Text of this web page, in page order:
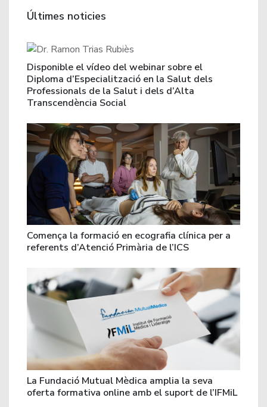
Últimes noticies
Disponible el vídeo del webinar sobre el
Diploma d’Especialització en la Salut dels
Professionals de la Salut i dels d’Alta
Transcendència Social
Comença la formació en ecografia clínica per a
referents d’Atenció Primària de l’ICS
La Fundació Mutual Mèdica amplia la seva
oferta formativa online amb el suport de l’IFMiL